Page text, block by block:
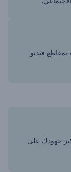
فيديو
جهودك على